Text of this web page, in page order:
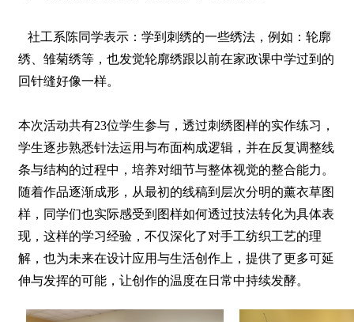
社工系陈同学表示：学到刺绣的一些绣法，例如：轮廓
绣、雏菊绣等，也发觉轮廓绣跟以前在家政课中学过到的
回针缝好像一样。
本次活动共有23位学生参与，透过刺绣图样的实作练习，
学生逐步熟悉针法运用与布面构成逻辑，并在反复调整线
条与结构的过程中，培养对细节与整体视觉的整合能力。
随着作品逐渐成形，从最初的线稿到层次分明的薰衣草图
样，同学们也实际感受到图样如何透过技法转化为具体表
现，这样的学习经验，不仅深化了对手工纺织工艺的理
解，也为未来在设计应用与生活创作上，提供了更多可延
伸与发挥的可能，让创作的温度在日常中持续发酵。